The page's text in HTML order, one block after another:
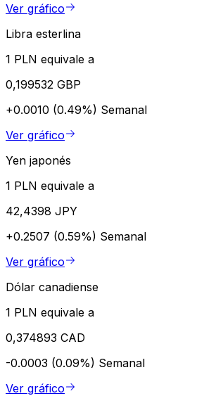
Ver gráfico
Libra esterlina
1 PLN equivale a
0,199532 GBP
+0.0010 (0.49%) Semanal
Ver gráfico
Yen japonés
1 PLN equivale a
42,4398 JPY
+0.2507 (0.59%) Semanal
Ver gráfico
Dólar canadiense
1 PLN equivale a
0,374893 CAD
-0.0003 (0.09%) Semanal
Ver gráfico